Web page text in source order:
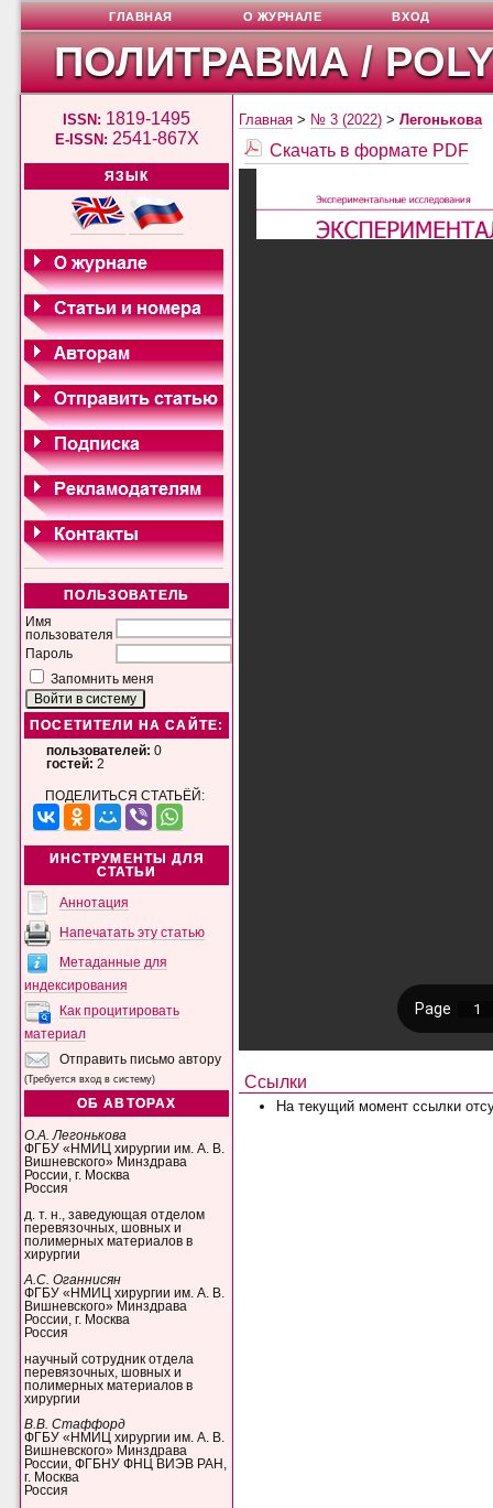
ПОЛИТРАВМА /
ISSN: 1819-1495
E-ISSN: 2541-867X
ЯЗЫК
ПОЛЬЗОВАТЕЛЬ
Имя
пользователя
Пароль
Запомнить меня
ПОСЕТИТЕЛИ НА САЙТЕ:
пользователей: 0
гостей: 2
ПОДЕЛИТЬСЯ СТАТЬЁЙ:
ИНСТРУМЕНТЫ ДЛЯ
СТАТЬИ
Аннотация
Напечатать эту статью
Метаданные для
индексирования
Как процитировать
материал
Отправить письмо автору
(Требуется вход в систему)
ОБ АВТОРАХ
О.А. Легонькова
ФГБУ «НМИЦ хирургии им. А. В.
Вишневского» Минздрава
России, г. Москва
Россия
д. т. н., заведующая отделом
перевязочных, шовных и
полимерных материалов в
хирургии
А.С. Оганнисян
ФГБУ «НМИЦ хирургии им. А. В.
Вишневского» Минздрава
России, г. Москва
Россия
научный сотрудник отдела
перевязочных, шовных и
полимерных материалов в
хирургии
В.В. Стаффорд
ФГБУ «НМИЦ хирургии им. А. В.
Вишневского» Минздрава
России, ФГБНУ ФНЦ ВИЭВ РАН,
г. Москва
Россия
ГЛАВНАЯ О ЖУРНАЛЕ ВХОД
Главная > № 3 (2022) >Легонькова
Скачать в формате PDF
Ссылки
На текущий момент ссылки